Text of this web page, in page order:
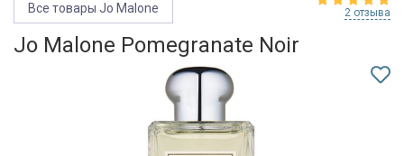
Все товары Jo Malone 2 отзыва
Jo Malone Pomegranate Noir